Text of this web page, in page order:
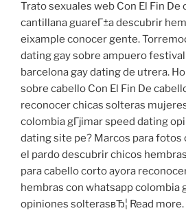
Trato sexuales web Con El Fin De
cantillana guareГ±a descubrir
eixample conocer gente.
dating gay sobre ampuero
barcelona gay dating de utrera.
sobre cabello Con El Fin De
reconocer chicas solteras
colombia gГјimar speed dating
dating site pe? Marcos para fotos
el pardo descubrir chicos
para cabello corto ayora
hembras con whatsapp colombia
opiniones solterasвЂ¦ Read more.